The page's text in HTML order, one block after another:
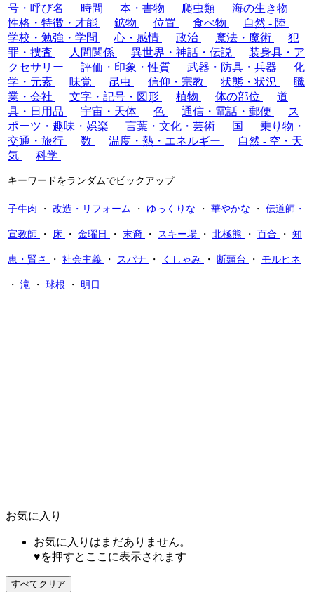
号・呼び名
時間 本・書物 爬虫類
海の生き物
性格・特徴・才能
鉱物 位置 食べ物
自然 - 陸
学校・勉強・学問
心・感情 政治 魔法・魔術
犯
罪・捜査
人間関係 異世界・神話・伝説
装身具・ア
クセサリー
評価・印象・性質 武器・防具・兵器
化
学・元素
味覚 昆虫 信仰・宗教 状態・状況
職
業・会社
文字・記号・図形 植物 体の部位
道
具・日用品
宇宙・天体 色 通信・電話・郵便
ス
ポーツ・趣味・娯楽
言葉・文化・芸術 国
乗り物・
交通・旅行
数 温度・熱・エネルギー
自然 - 空・天
気
科学
キーワードをランダムでピックアップ
子牛肉 ・ 改造・リフォーム ・ ゆっくりな ・ 華やかな ・ 伝道師・
宣教師 ・ 床 ・ 金曜日 ・ 末裔 ・ スキー場 ・ 北極熊 ・ 百合 ・ 知
恵・賢さ ・ 社会主義 ・ スパナ ・ くしゃみ ・ 断頭台 ・ モルヒネ
・ 滝 ・ 球根 ・ 明日
お気に入り
お気に入りはまだありません。
♥を押すとここに表示されます
すべてクリア